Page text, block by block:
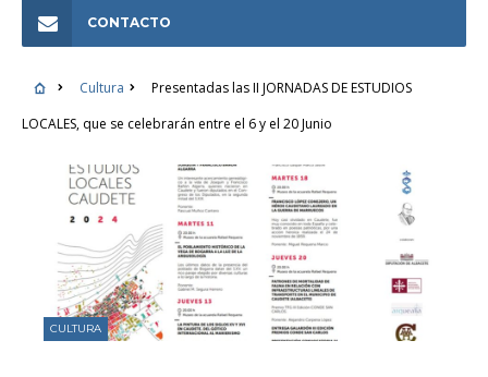
CONTACTO
Cultura
Presentadas las II JORNADAS DE ESTUDIOS
LOCALES, que se celebrarán entre el 6 y el 20 Junio
CULTURA